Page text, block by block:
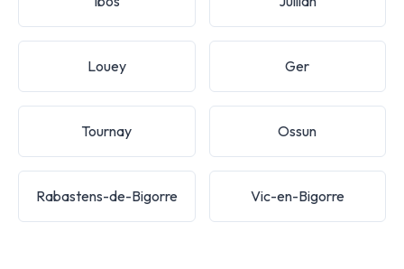
Louey Ger
Tournay Ossun
Rabastens-de-Bigorre Vic-en-Bigorre